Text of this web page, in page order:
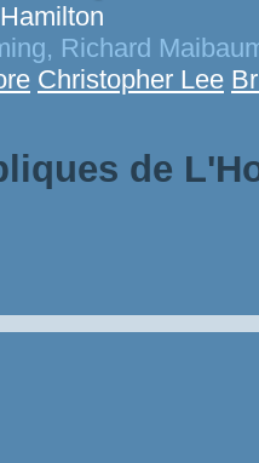
Richard
Christopher Lee
de